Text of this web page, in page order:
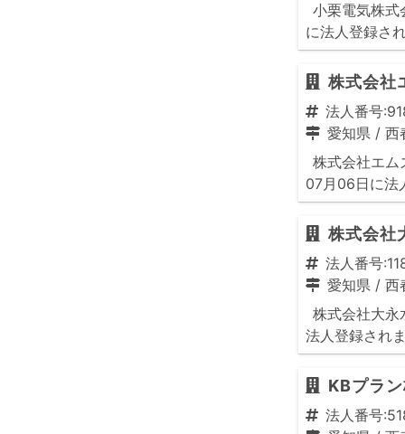
小栗電気株
に法人登録さ
株式会社
法人番号
愛知県 / 西
株式会社エム
07月06日に法
株式会社
法人番号
愛知県 / 西
株式会社大永
法人登録され
KBプラ
法人番号